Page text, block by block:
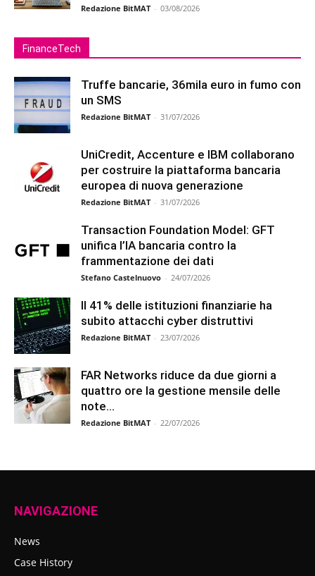
Redazione BitMAT - 03/08/2026
FinanceTech
Truffe bancarie, 36mila euro in fumo con
un SMS
Redazione BitMAT - 31/07/2026
UniCredit, Accenture e IBM collaborano
per costruire la piattaforma bancaria
europea di nuova generazione
Redazione BitMAT - 31/07/2026
Transaction Foundation Model: GFT
unifica l’IA bancaria contro la
frammentazione dei dati
Stefano Castelnuovo - 24/07/2026
Il 41% delle istituzioni finanziarie ha
subito attacchi cyber distruttivi
Redazione BitMAT - 23/07/2026
FAR Networks riduce da due giorni a
quattro ore la gestione mensile delle
note...
Redazione BitMAT - 22/07/2026
NAVIGAZIONE
News
Case History